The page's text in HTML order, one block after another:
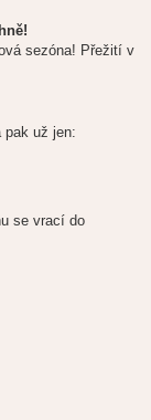
sezóna! Přežití v
už jen:
se vrací do